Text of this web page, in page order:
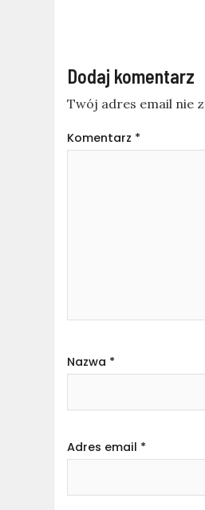
Dodaj komentarz
Twój adres email nie
Komentarz *
Nazwa *
Adres email *